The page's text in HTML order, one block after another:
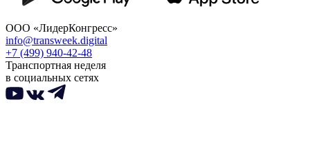
ООО «ЛидерКонгресс»
info@transweek.digital
+7 (499) 940-42-48
Транспортная неделя
в социальных сетях